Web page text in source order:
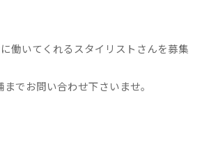
働いてくれるスタイリストさんを募集
でお問い合わせ下さいませ。